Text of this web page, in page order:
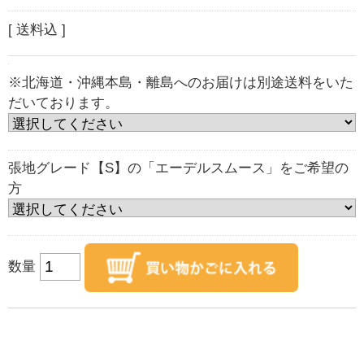
[ 送料込 ]
※北海道・沖縄本島・離島へのお届けは別途送料をいた
だいております。
張地グレード【S】の「エーデルスムース」をご希望の
方
数量